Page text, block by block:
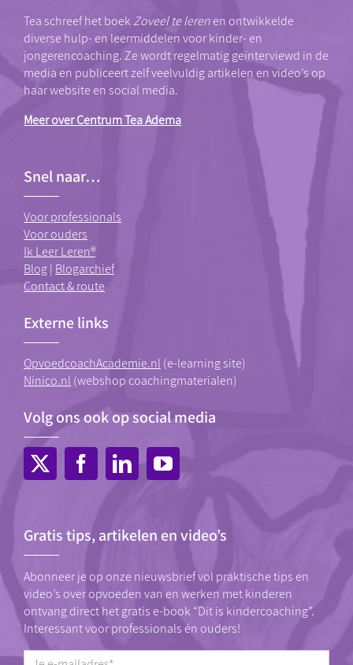
Tea schreef het boek Zoveel te lerenen ontwikkelde
diverse hulp- en leermiddelen voor kinder- en
jongerencoaching. Ze wordt regelmatig geïnterviewd in de
media en publiceert zelf veelvuldig artikelen en video’s op
haar website en social media.
Meer over Centrum Tea Adema
Snel naar…
Voor professionals
Voor ouders
Ik Leer Leren®
Blog| Blogarchief
Contact & route
Externe links
OpvoedcoachAcademie.nl (e-learning site)
Ninico.nl (webshop coachingmaterialen)
Volg ons ook op social media
Gratis tips, artikelen en video’s
Abonneer je op onze nieuwsbrief vol praktische tips en
video’s over opvoeden van en werken met kinderen
ontvang direct het gratis e-book “Dit is kindercoaching”.
Interessant voor professionals én ouders!